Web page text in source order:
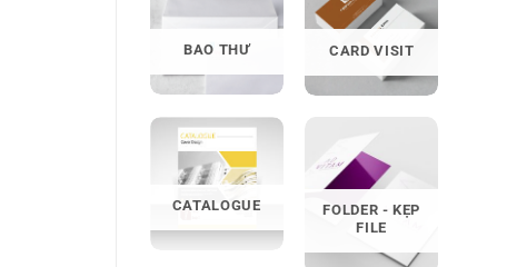
BAO THƯ CARD VISIT
CATALOGUE
FOLDER - KẸP
FILE